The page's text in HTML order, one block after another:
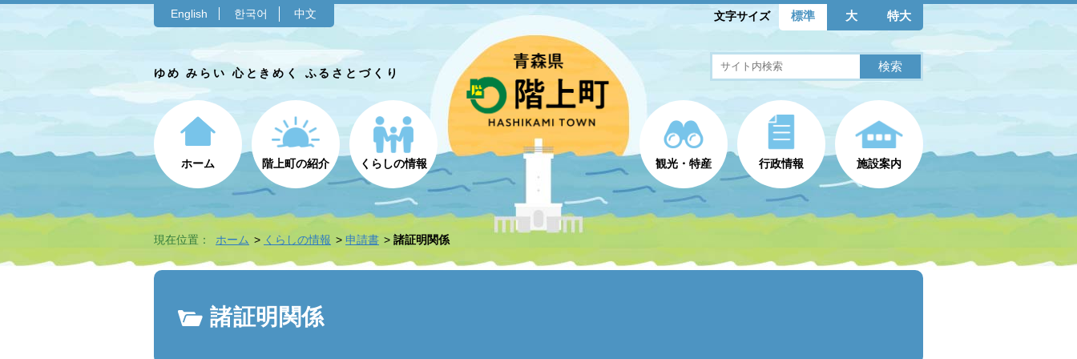
English 한국어 中文 文字サイズ 標準 大 特大
ゆめ みらい 心ときめく ふるさとづくり
ホーム 階上町の紹介 くらしの情報 観光・特産 行政情報 施設案内
現在位置： ホーム くらしの情報 申請書 諸証明関係
諸証明関係